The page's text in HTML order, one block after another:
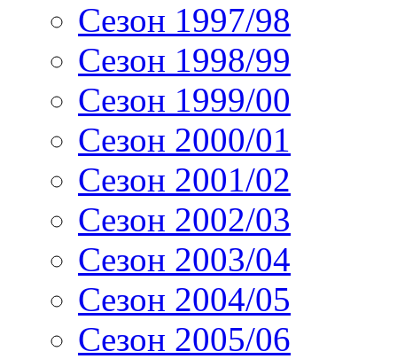
Сезон 1997/98
Сезон 1998/99
Сезон 1999/00
Сезон 2000/01
Сезон 2001/02
Сезон 2002/03
Сезон 2003/04
Сезон 2004/05
Сезон 2005/06